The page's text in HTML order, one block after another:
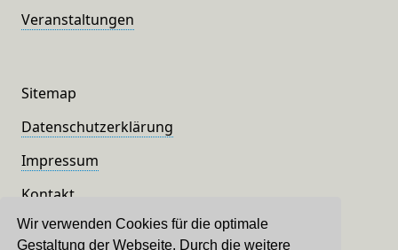
Wir verwenden Cookies für die optimale
Gestaltung der Webseite. Durch die weitere
Veranstaltungen
Sitemap
Datenschutzerklärung
Impressum
Kontakt